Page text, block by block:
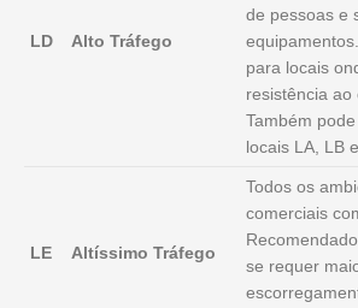
LD Alto Tráfego
de pessoas e
para locais
resistência ao
Também
locais LA, LB
LE Altíssimo Tráfego
Todos os
comerciais
se requer